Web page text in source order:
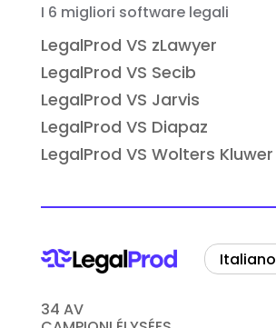
I 6 migliori software legali
LegalProd VS zLawyer
LegalProd VS Secib
LegalProd VS Jarvis
LegalProd VS Diapaz
LegalProd VS Wolters Kluwer
34 AV
Italiano